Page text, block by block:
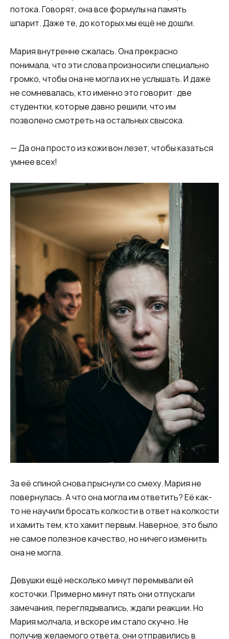
потока. Говорят, она все формулы на память
шпарит. Даже те, до которых мы ещё не дошли.
Мария внутренне сжалась. Она прекрасно
понимала, что эти слова произносили специально
громко, чтобы она не могла их не услышать. И даже
не сомневалась, кто именно это говорит: две
студентки, которые давно решили, что им
позволено смотреть на остальных свысока.
— Да она просто из кожи вон лезет, чтобы казаться
умнее всех!
За её спиной снова прыснули со смеху. Мария не
повернулась. А что она могла им ответить? Её как-
то не научили бросать колкости в ответ на колкости
и хамить тем, кто хамит первым. Наверное, это было
не самое полезное качество, но ничего изменить
она не могла.
Девушки ещё несколько минут перемывали ей
косточки. Примерно минут пять они отпускали
замечания, переглядывались, ждали реакции. Но
Мария молчала, и вскоре им стало скучно. Не
получив желаемого ответа, они отправились в